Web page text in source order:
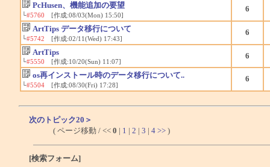
PcHusen、機能追加の要望
└#5760 [作成:08/03(Mon) 15:50]
6
ArtTips データ移行について
└#5742 [作成:02/11(Wed) 17:43]
6
ArtTips
└#5550 [作成:10/20(Sun) 11:07]
6
os再インストール時のデータ移行について..
└#5504[作成:08/30(Fri) 17:28]
6
次のトピック20＞
( ページ移動 / << 0 | 1 | 2 | 3 | 4 >> )
[検索フォーム]